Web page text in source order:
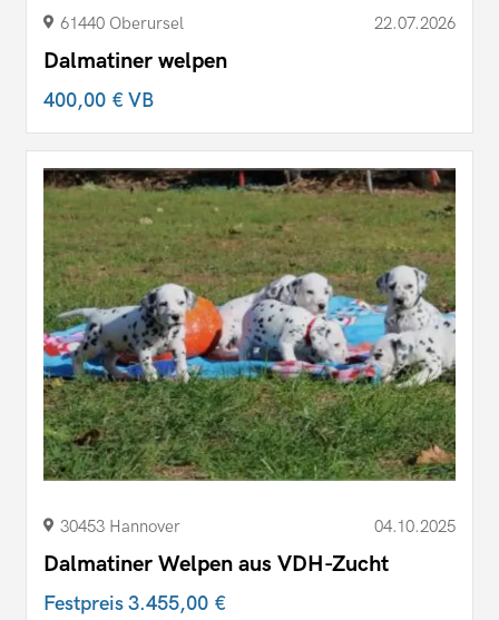
61440 Oberursel 22.07.2026
Dalmatiner welpen
400,00 €VB
30453 Hannover 04.10.2025
Dalmatiner Welpen aus VDH-Zucht
Festpreis3.455,00 €